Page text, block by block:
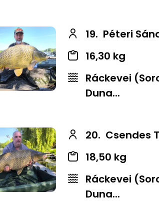
19. Péteri
16,30 kg
Ráckevei
Duna...
20. Csendes
18,50 kg
Ráckevei
Duna...